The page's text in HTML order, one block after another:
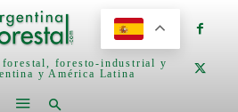
forestal, foresto-industrial y
y América Latina